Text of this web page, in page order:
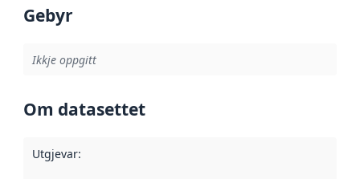
Gebyr
Ikkje oppgitt
Om datasettet
Utgjevar: